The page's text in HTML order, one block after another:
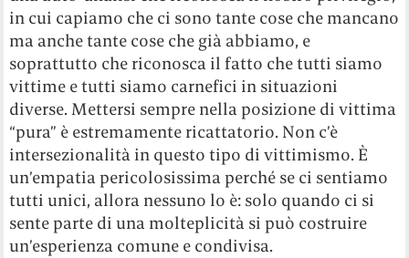
in cui capiamo che ci sono tante cose che mancano
ma anche tante cose che già abbiamo, e
soprattutto che riconosca il fatto che tutti siamo
vittime e tutti siamo carnefici in situazioni
diverse. Mettersi sempre nella posizione di vittima
“pura” è estremamente ricattatorio. Non c’è
intersezionalità in questo tipo di vittimismo. È
un’empatia pericolosissima perché se ci sentiamo
tutti unici, allora nessuno lo è: solo quando ci si
sente parte di una molteplicità si può costruire
un’esperienza comune e condivisa.